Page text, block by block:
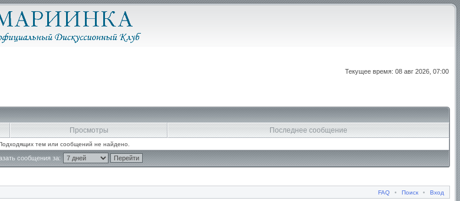
Текущее время: 08 авг 2026, 07:00
Просмотры Последнее сообщение
тем или сообщений не найдено.
сообщения за:
FAQ • Поиск • Вход